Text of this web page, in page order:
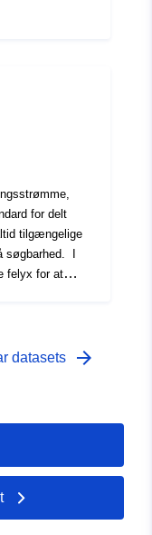
dc/dcmitype/Dataset
for delt
tilgængelige
I
felyx for at
datasets arrow_forward